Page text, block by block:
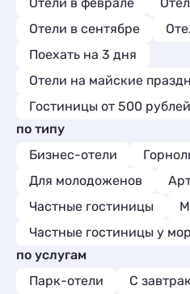
Отели в сентябре
Поехать на 3 дня
Отели на майские
Гостиницы от 500 рублей
по типу
Бизнес-отели
Для молодоженов
Частные гостиницы
Частные гостиницы у
по услугам
Парк-отели
С